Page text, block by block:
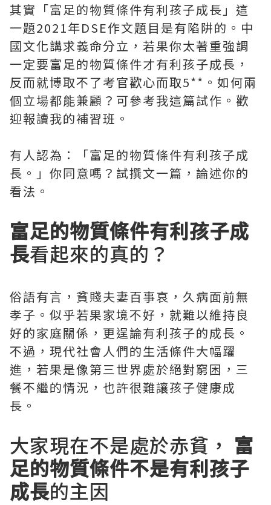
其實「富足的物質條件有利孩子成長」這
一題2021年DSE作文題目是有陷阱的。中
國文化講求義命分立，若果你太著重強調
一定要富足的物質條件才有利孩子成長，
反而就博取不了考官歡心而取5**。如何兩
個立場都能兼顧？可參考我這篇試作。歡
迎報讀我的補習班。
有人認為：「富足的物質條件有利孩子成
長。」你同意嗎？試撰文一篇，論述你的
看法。
富足的物質條件有利孩子成
長看起來的真的？
俗語有言，貧賤夫妻百事哀，久病面前無
孝子。似乎若果家境不好，就難以維持良
好的家庭關係，更逞論有利孩子的成長。
不過，現代社會人們的生活條件大幅躍
進，若果是像第三世界處於絕對窮困，三
餐不繼的情況，也許很難讓孩子健康成
長。
大家現在不是處於赤貧， 富
足的物質條件不是有利孩子
成長的主因